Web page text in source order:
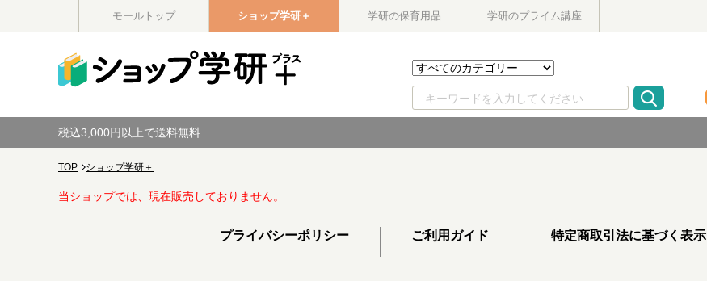
モールトップ ショップ学研＋ 学研の保育用品 学研のプライム講座
税込3,000円以上で送料無料
TOP ショップ学研＋
当ショップでは、現在販売しておりません。
プライバシーポリシー ご利用ガイド 特定商取引法に基づく表示